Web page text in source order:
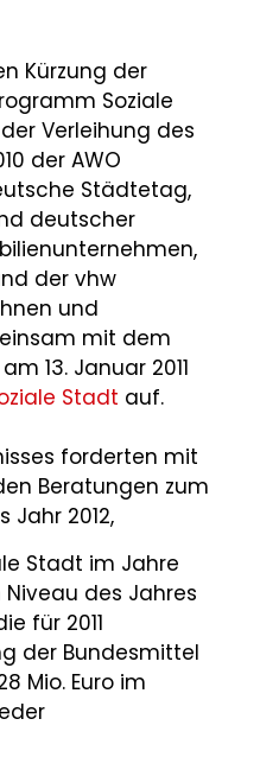
Kürzung der
Soziale
Verleihung des
der AWO
Städtetag,
deutscher
der vhw
und
mit dem
13. Januar 2011
Stadt auf.
forderten mit
Beratungen zum
Jahr 2012,
Stadt im Jahre
des Jahres
für 2011
der Bundesmittel
Mio. Euro im